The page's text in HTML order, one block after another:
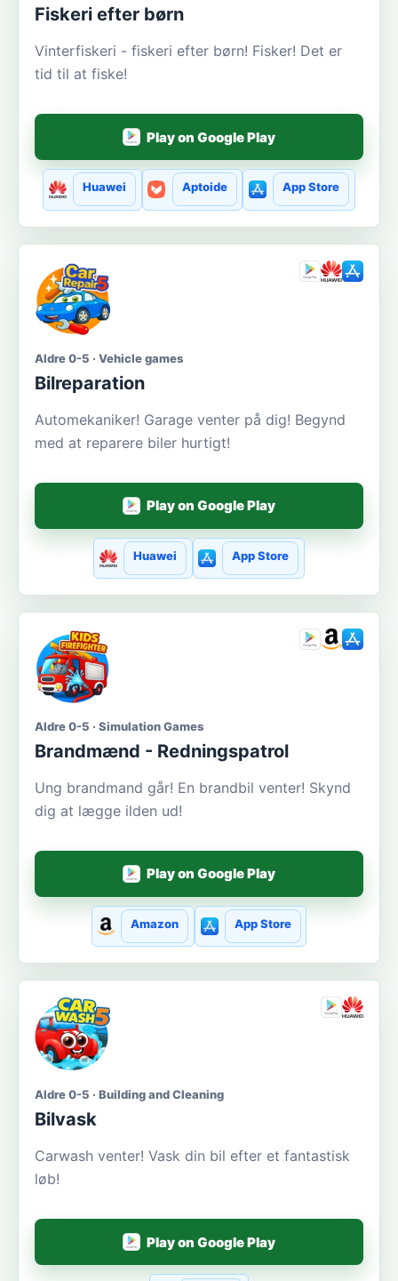
Fiskeri efter børn
Vinterfiskeri - fiskeri efter børn! Fisker! Det er
tid til at fiske!
Play on Google Play
Huawei Aptoide App Store
Aldre 0-5 · Vehicle games
Bilreparation
Automekaniker! Garage venter på dig! Begynd
med at reparere biler hurtigt!
Play on Google Play
Huawei App Store
Aldre 0-5 · Simulation Games
Brandmænd - Redningspatrol
Ung brandmand går! En brandbil venter! Skynd
dig at lægge ilden ud!
Play on Google Play
Amazon App Store
Aldre 0-5 · Building and Cleaning
Bilvask
Carwash venter! Vask din bil efter et fantastisk
løb!
Play on Google Play